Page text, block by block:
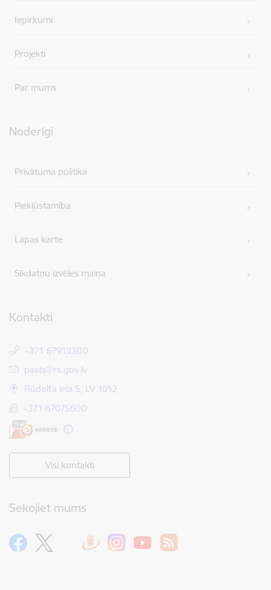
Iepirkumi
Projekti
Par mums
Noderīgi
Privātuma politika
Piekļūstamība
Lapas karte
Sīkdatņu izvēles maiņa
Kontakti
+371 67913300
E-pasts:
pasts@rs.gov.lv
Rūdolfa iela 5, LV 1012
+371 67075600
Visi kontakti
Sekojiet mums